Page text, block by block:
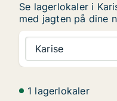
Se lagerlokaler i
med jagten på dine
Karise
1 lagerlokaler